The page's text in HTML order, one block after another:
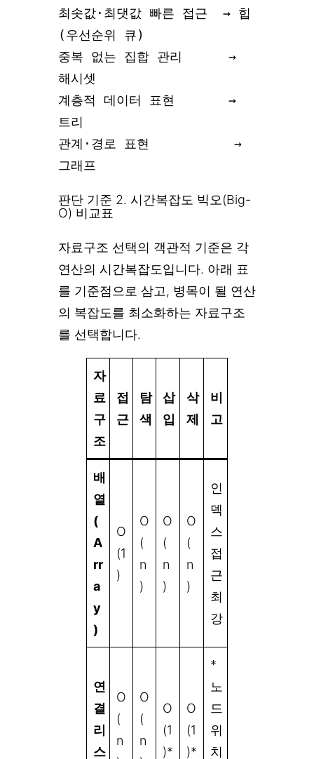
최솟값·최댓값 빠른 접근  → 힙
(우선순위 큐)
중복 없는 집합 관리      →
해시셋
계층적 데이터 표현       →
트리
관계·경로 표현           →
그래프
판단 기준 2. 시간복잡도 빅오(Big-
O) 비교표
자료구조 선택의 객관적 기준은 각
연산의 시간복잡도입니다. 아래 표
를 기준점으로 삼고, 병목이 될 연산
의 복잡도를 최소화하는 자료구조
를 선택합니다.
자
료
구
조
접
근
탐
색
삽
입
삭
제
비
고
배
열
(
A
rr
a
y
)
O
(1
)
O
(
n
)
O
(
n
)
O
(
n
)
인
덱
스
접
근
최
강
연
결
리
스
O
(
n
O
(
n
O
(1
)*
O
(1
)*
*
노
드
위
치